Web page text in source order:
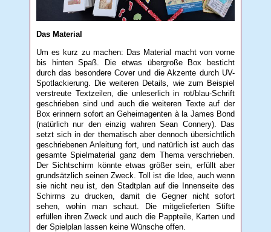
Das Material
Um es kurz zu machen: Das Material macht von vorne
bis hinten Spaß. Die etwas übergroße Box besticht
durch das besondere Cover und die Akzente durch UV-
Spotlackierung. Die weiteren Details, wie zum Beispiel
verstreute Textzeilen, die unleserlich in rot/blau-Schrift
geschrieben sind und auch die weiteren Texte auf der
Box erinnern sofort an Geheimagenten à la James Bond
(natürlich nur den einzig wahren Sean Connery). Das
setzt sich in der thematisch aber dennoch übersichtlich
geschriebenen Anleitung fort, und natürlich ist auch das
gesamte Spielmaterial ganz dem Thema verschrieben.
Der Sichtschirm könnte etwas größer sein, erfüllt aber
grundsätzlich seinen Zweck. Toll ist die Idee, auch wenn
sie nicht neu ist, den Stadtplan auf die Innenseite des
Schirms zu drucken, damit die Gegner nicht sofort
sehen, wohin man schaut. Die mitgelieferten Stifte
erfüllen ihren Zweck und auch die Pappteile, Karten und
der Spielplan lassen keine Wünsche offen.